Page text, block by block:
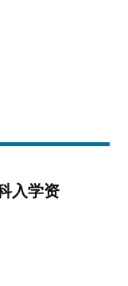
入学资